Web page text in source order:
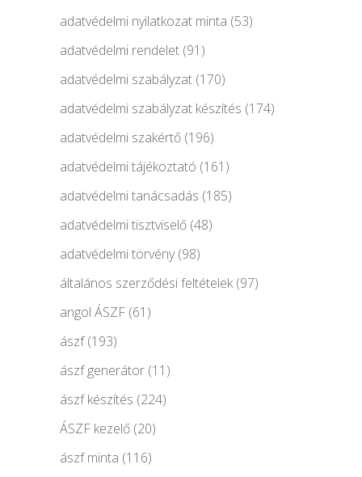
adatvédelmi nyilatkozat minta (53)
adatvédelmi rendelet (91)
adatvédelmi szabályzat (170)
adatvédelmi szabályzat készítés (174)
adatvédelmi szakértő (196)
adatvédelmi tájékoztató (161)
adatvédelmi tanácsadás (185)
adatvédelmi tisztviselő (48)
adatvédelmi törvény(98)
általános szerződési feltételek(97)
angol ÁSZF (61)
ászf(193)
ászf generátor (11)
ászf készítés (224)
ÁSZF kezelő (20)
ászf minta (116)